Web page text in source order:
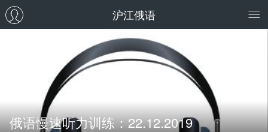
沪江俄语
俄语慢速听力训练：22.12.2019